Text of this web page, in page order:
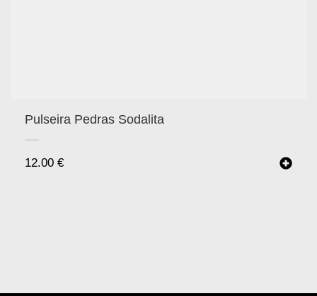
Pulseira Pedras Sodalita
12.00 €